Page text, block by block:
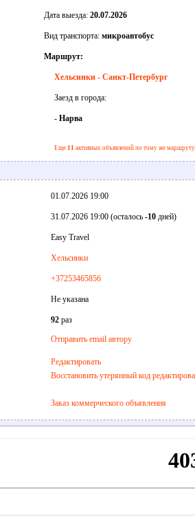
Дата выезда: 20.07.2026
Вид транспорта: микроавтобус
Маршрут:
Хельсинки - Санкт-Петербург
Заезд в города:
- Нарва
Еще 11 активных объявлений по тому же маршруту.
01.07.2026 19:00
31.07.2026 19:00 (осталось -10дней)
Easy Travel
Хельсинки
+37253465856
Не указана
92раз
Отправить email автору
Редактировать
Восстановить утерянный код
Заказ коммерческого объявления